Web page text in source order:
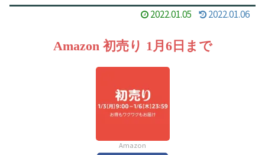
2022.01.05 2022.01.06
Amazon 初売り 1月6日まで
Amazon